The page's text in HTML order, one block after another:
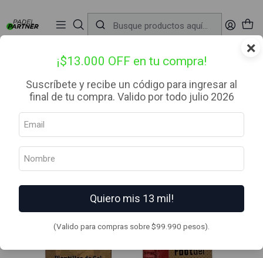
×
¡$13.000 OFF en tu compra!
Suscríbete y recibe un código para ingresar al
final de tu compra. Valido por todo julio 2026
Quiero mis 13 mil!
(Valido para compras sobre $99.990 pesos).
📦 Envío Gratis desde $99.990 — Entrega en RM el mismo día🔥Compra
antes de las 12:00 hrs (día hábil) y recibe hoy mismo.